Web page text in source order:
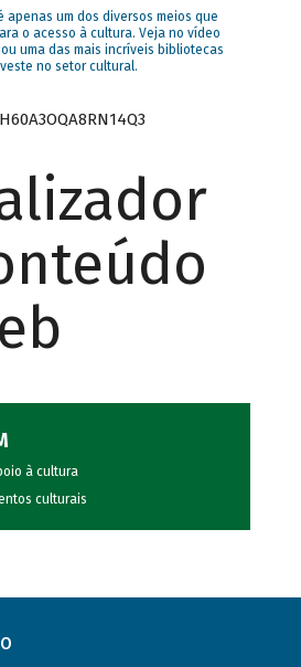
apenas um dos diversos meios que
o acesso à cultura. Veja no vídeo
uma das mais incríveis bibliotecas
no setor cultural.
à cultura
culturais